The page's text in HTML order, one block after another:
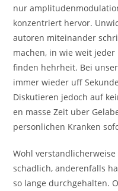
nur
konzentriert hervor.
autoren miteinander
machen, in wie weit
finden hehrheit. Bei
immer wieder uff
Diskutieren jedoch auf
en masse Zeit uber
personlichen Kranken
Wohl
schadlich, anderenfalls
so lange durchgehalten.